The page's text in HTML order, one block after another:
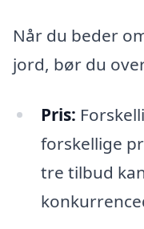
Når du beder
jord, bør du
Pris:
forskellige
tre tilbud